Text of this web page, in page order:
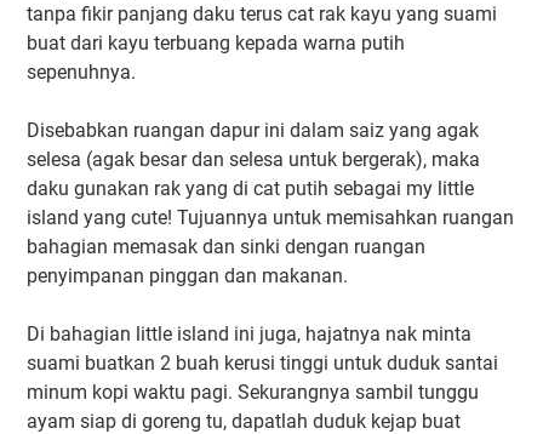
tanpa fikir panjang daku terus cat rak kayu yang suami
buat dari kayu terbuang kepada warna putih
sepenuhnya.
Disebabkan ruangan dapur ini dalam saiz yang agak
selesa (agak besar dan selesa untuk bergerak), maka
daku gunakan rak yang di cat putih sebagai my little
island yang cute! Tujuannya untuk memisahkan ruangan
bahagian memasak dan sinki dengan ruangan
penyimpanan pinggan dan makanan.
Di bahagian little island ini juga, hajatnya nak minta
suami buatkan 2 buah kerusi tinggi untuk duduk santai
minum kopi waktu pagi. Sekurangnya sambil tunggu
ayam siap di goreng tu, dapatlah duduk kejap buat